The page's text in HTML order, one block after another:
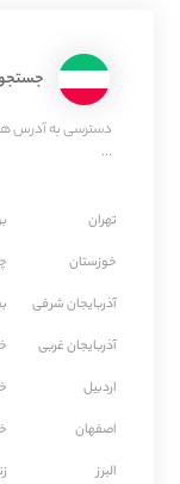
دسترسی به آدرس
...
تهران
خوزستان
آذربایجان شرقی
آذربایجان غربی
اردبیل
اصفهان
البرز